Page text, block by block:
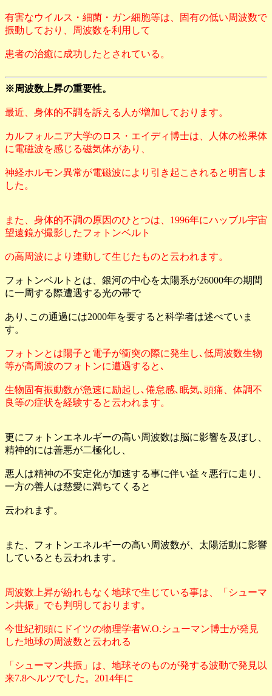
有害なウイルス・細菌・ガン細胞等は、固有の低い周波数で
振動しており、周波数を利用して
患者の治癒に成功したとされている。
※周波数上昇の重要性。
最近、身体的不調を訴える人が増加しております。
カルフォルニア大学のロス・エイディ博士は、人体の松果体
に電磁波を感じる磁気体があり、
神経ホルモン異常が電磁波により引き起こされると明言しま
した。
また、身体的不調の原因のひとつは、1996年にハッブル宇宙
望遠鏡が撮影したフォトンベルト
の高周波により連動して生じたものと云われます。
フォトンベルトとは、銀河の中心を太陽系が26000年の期間
に一周する際遭遇する光の帯で
あり､この通過には2000年を要すると科学者は述べていま
す。
フォトンとは陽子と電子が衝突の際に発生し､低周波数生物
等が高周波のフォトンに遭遇すると､
生物固有振動数が急速に励起し､倦怠感､眠気､頭痛、体調不
良等の症状を経験すると云われます。
更にフォトンエネルギーの高い周波数は脳に影響を及ぼし、
精神的には善悪が二極化し、
悪人は精神の不安定化が加速する事に伴い益々悪行に走り、
一方の善人は慈愛に満ちてくると
云われます。
また、フォトンエネルギーの高い周波数が、太陽活動に影響
しているとも云われます。
周波数上昇が紛れもなく地球で生じている事は、「シューマ
ン共振」でも判明しております。
今世紀初頭にドイツの物理学者W.O.シューマン博士が発見
した地球の周波数と云われる
「シューマン共振」は、地球そのものが発する波動で発見以
来7.8ヘルツでした。2014年に